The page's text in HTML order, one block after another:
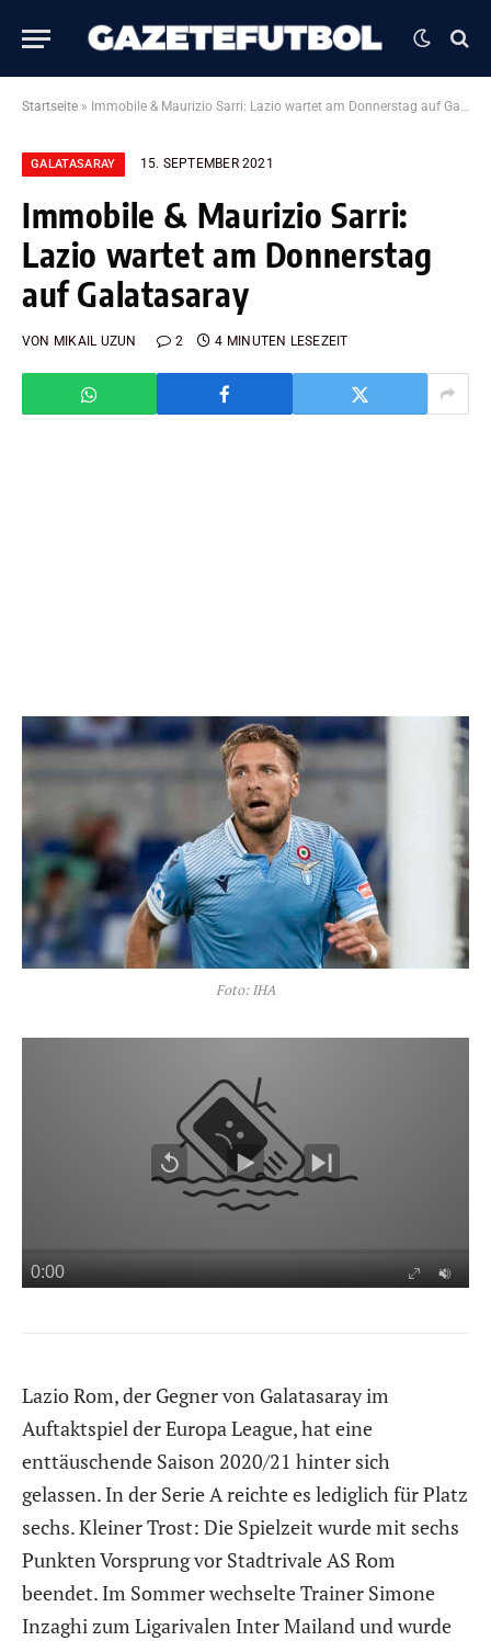
Startseite » Immobile & Maurizio Sarri: Lazio wartet am Donnerstag auf Galatasaray
GALATASARAY 15. SEPTEMBER 2021
Immobile & Maurizio Sarri:
Lazio wartet am Donnerstag
auf Galatasaray
VON MIKAIL UZUN 2 4 MINUTEN LESEZEIT
Foto: IHA
Lazio Rom, der Gegner von Galatasaray im
Auftaktspiel der Europa League, hat eine
enttäuschende Saison 2020/21 hinter sich
gelassen. In der Serie A reichte es lediglich für Platz
sechs. Kleiner Trost: Die Spielzeit wurde mit sechs
Punkten Vorsprung vor Stadtrivale AS Rom
beendet. Im Sommer wechselte Trainer Simone
Inzaghi zum Ligarivalen Inter Mailand und wurde